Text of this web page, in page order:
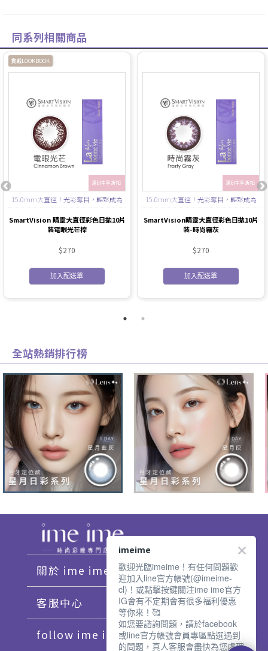
同系列相關商品
滿6件享折扣
實戴LOOKBOOK
15.0mm大直徑！光彩奪目，輕鬆成為
全場焦點！
SmartVision 睛靈大直徑彩色日拋10片
裝電眼光芒棕
$270
加入配送單
滿6件享折扣
15.0mm大直徑！光彩奪目，輕鬆成為
全場焦點！
SmartVision睛靈大直徑彩色日拋10片
裝-時尚霧灰
$270
加入配送單
全站熱銷排行榜
關於 ime ime
客服中心
follow ime ime♡
imeime
歡迎光臨imeime！有任何問題歡
迎加入line官方帳號(@imeime-
cl)！或點擊按鍵關注ime ime官方
IG會有不定期會有很多福利優惠
等你來！🥰
如您要諮詢問題，請於facebook
或line官方帳號會員專區點選遇到
的問題，真人客服會盡快為您處理